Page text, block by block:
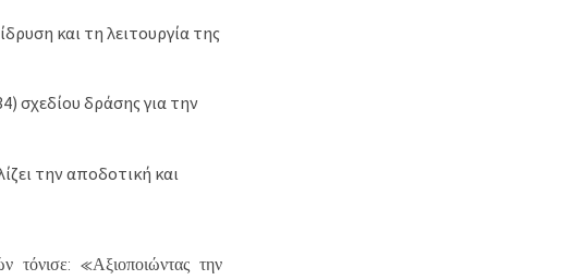
και τη λειτουργία της
σχεδίου δράσης για την
την αποδοτική και
«Αξιοποιώντας την